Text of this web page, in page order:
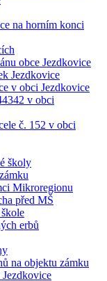
na horním konci
obce Jezdkovice
Jezdkovice
v obci Jezdkovice
v obci
č. 152 v obci
školy
Mikroregionu
před MŠ
erbů
na objektu zámku